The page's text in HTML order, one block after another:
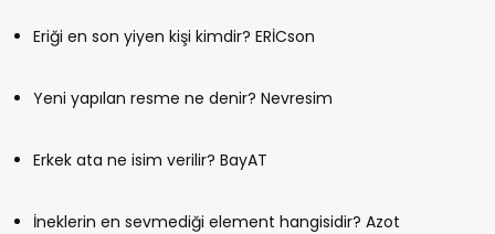
Eriği en son yiyen kişi kimdir? ERİCson
Yeni yapılan resme ne denir? Nevresim
Erkek ata ne isim verilir? BayAT
İneklerin en sevmediği element hangisidir? Azot